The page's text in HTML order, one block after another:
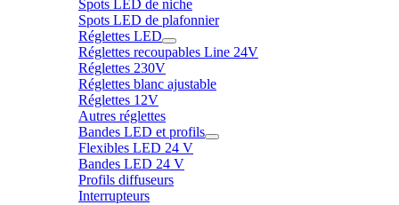
Spots LED de niche
Spots LED de plafonnier
Réglettes LED
Réglettes recoupables Line 24V
Réglettes 230V
Réglettes blanc ajustable
Réglettes 12V
Autres réglettes
Bandes LED et profils
Flexibles LED 24 V
Bandes LED 24 V
Profils diffuseurs
Interrupteurs